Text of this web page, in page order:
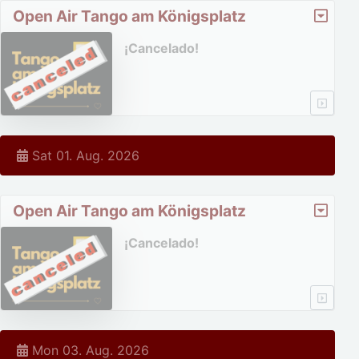
Open Air Tango am Königsplatz
¡Cancelado!
Sat 01. Aug. 2026
Open Air Tango am Königsplatz
¡Cancelado!
Mon 03. Aug. 2026